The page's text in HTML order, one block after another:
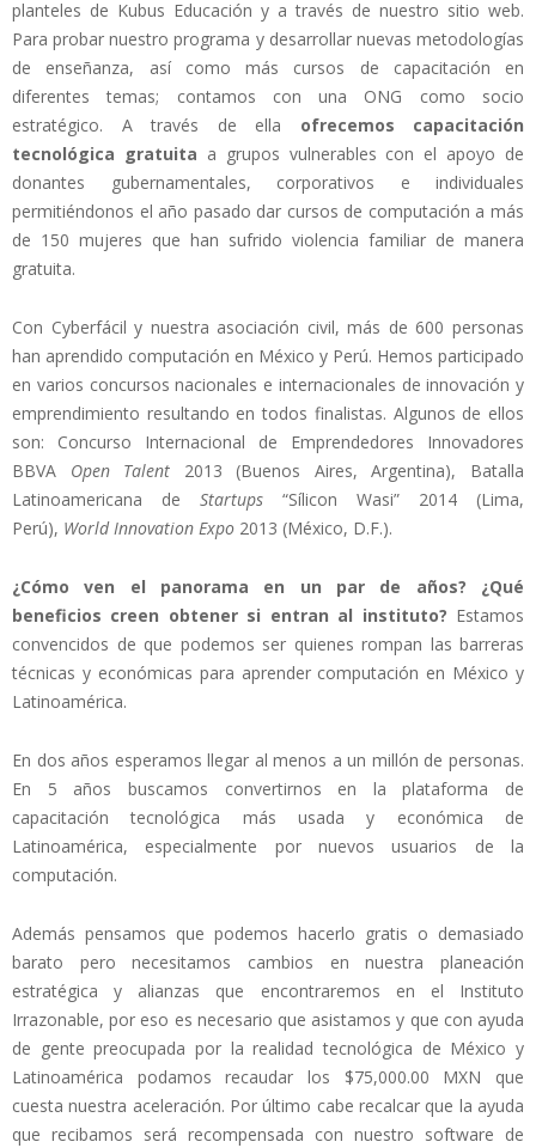
planteles de Kubus Educación y a través de nuestro sitio web.
Para probar nuestro programa y desarrollar nuevas metodologías
de enseñanza, así como más cursos de capacitación en
diferentes temas; contamos con una ONG como socio
estratégico. A través de ella ofrecemos capacitación
tecnológica gratuita a grupos vulnerables con el apoyo de
donantes gubernamentales, corporativos e individuales
permitiéndonos el año pasado dar cursos de computación a más
de 150 mujeres que han sufrido violencia familiar de manera
gratuita.
Con Cyberfácil y nuestra asociación civil, más de 600 personas
han aprendido computación en México y Perú. Hemos participado
en varios concursos nacionales e internacionales de innovación y
emprendimiento resultando en todos finalistas. Algunos de ellos
son: Concurso Internacional de Emprendedores Innovadores
BBVA Open Talent 2013 (Buenos Aires, Argentina), Batalla
Latinoamericana de Startups “Sílicon Wasi” 2014 (Lima,
Perú), World Innovation Expo 2013 (México, D.F.).
¿Cómo ven el panorama en un par de años? ¿Qué
beneficios creen obtener si entran al instituto? Estamos
convencidos de que podemos ser quienes rompan las barreras
técnicas y económicas para aprender computación en México y
Latinoamérica.
En dos años esperamos llegar al menos a un millón de personas.
En 5 años buscamos convertirnos en la plataforma de
capacitación tecnológica más usada y económica de
Latinoamérica, especialmente por nuevos usuarios de la
computación.
Además pensamos que podemos hacerlo gratis o demasiado
barato pero necesitamos cambios en nuestra planeación
estratégica y alianzas que encontraremos en el Instituto
Irrazonable, por eso es necesario que asistamos y que con ayuda
de gente preocupada por la realidad tecnológica de México y
Latinoamérica podamos recaudar los $75,000.00 MXN que
cuesta nuestra aceleración. Por último cabe recalcar que la ayuda
que recibamos será recompensada con nuestro software de